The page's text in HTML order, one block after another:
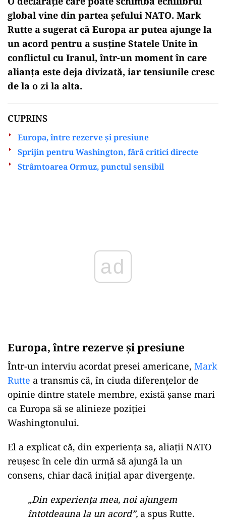
global vine din partea șefului NATO. Mark
Rutte a sugerat că Europa ar putea ajunge la
un acord pentru a susține Statele Unite în
conflictul cu Iranul, într-un moment în care
alianța este deja divizată, iar tensiunile cresc
de la o zi la alta.
CUPRINS
Europa, între rezerve și presiune
Sprijin pentru Washington, fără critici directe
Strâmtoarea Ormuz, punctul sensibil
Europa, între rezerve și presiune
Într-un interviu acordat presei americane, Mark
Rutte a transmis că, în ciuda diferențelor de
opinie dintre statele membre, există șanse mari
ca Europa să se alinieze poziției
Washingtonului.
El a explicat că, din experiența sa, aliații NATO
reușesc în cele din urmă să ajungă la un
consens, chiar dacă inițial apar divergențe.
„Din experiența mea, noi ajungem
întotdeauna la un acord”, a spus Rutte.